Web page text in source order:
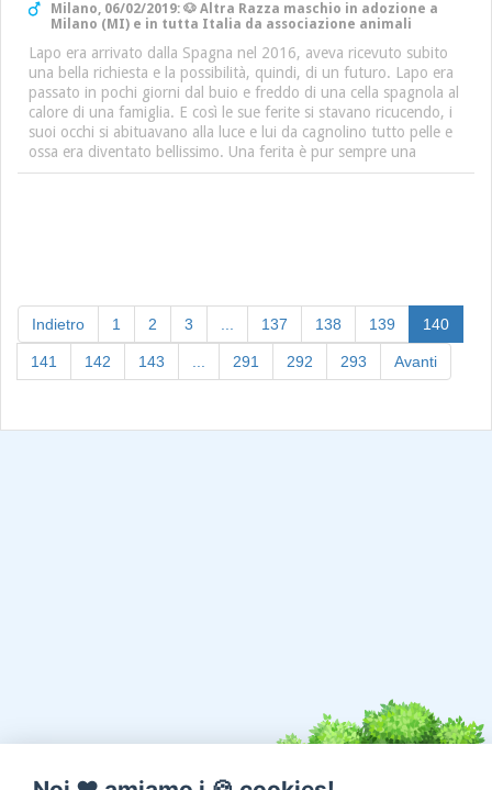
Milano, 06/02/2019: 🐶 Altra Razza maschio in adozione a
Milano (MI) e in tutta Italia da associazione animali
Lapo era arrivato dalla Spagna nel 2016, aveva ricevuto subito
una bella richiesta e la possibilità, quindi, di un futuro. Lapo era
passato in pochi giorni dal buio e freddo di una cella spagnola al
calore di una famiglia. E così le sue ferite si stavano ricucendo, i
suoi occhi si abituavano alla luce e lui da cagnolino tutto pelle e
ossa era diventato bellissimo. Una ferita è pur sempre una
Indietro 1 2 3 137 138 139 140
141 142 143 291 292 293 Avanti